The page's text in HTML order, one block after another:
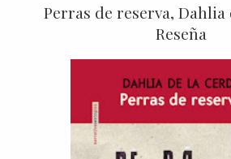
Perras de reserva, Dahlia
Reseña